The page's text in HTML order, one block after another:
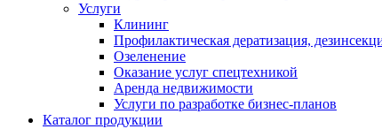
Услуги
Клининг
Профилактическая дератизация,
Озеленение
Оказание услуг спецтехникой
Аренда недвижимости
Услуги по разработке бизнес-планов
Каталог продукции